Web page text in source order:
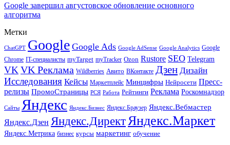
Google завершил августовское обновление основного
алгоритма
Метки
ChatGPT Google Google Ads Google AdSense Google Analytics Google
Chrome IT-специалисты myTarget myTracker Ozon Rustore SEO Telegram
VK VK Реклама Wildberries Авито ВКонтакте Дзен Дизайн
Исследования Кейсы Маркетплейс Минцифры Нейросети Пресс-
релизы ПромоСтраницы РСЯ Работа Рейтинги Реклама Роскомнадзор
Сайты Яндекс Яндекс.Бизнес Яндекс.Браузер Яндекс.Вебмастер
Яндекс.Дзен Яндекс.ДиректЯндекс.Маркет
Яндекс.Метрика бизнес курсы маркетинг обучение